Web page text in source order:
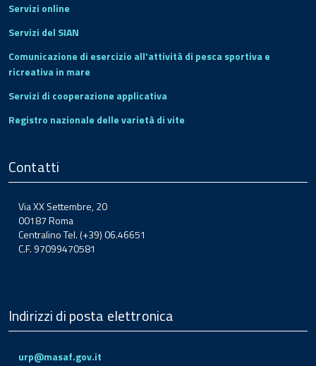
Servizi online
Servizi del SIAN
Comunicazione di esercizio all'attività di pesca sportiva e
ricreativa in mare
Servizi di cooperazione applicativa
Registro nazionale delle varietà di vite
Contatti
Via XX Settembre, 20
00187 Roma
Centralino Tel. (+39) 06.46651
C.F. 97099470581
Indirizzi di posta elettronica
urp@masaf.gov.it